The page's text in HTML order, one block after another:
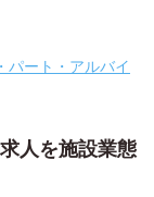
パート・アルバイ
人を施設業態